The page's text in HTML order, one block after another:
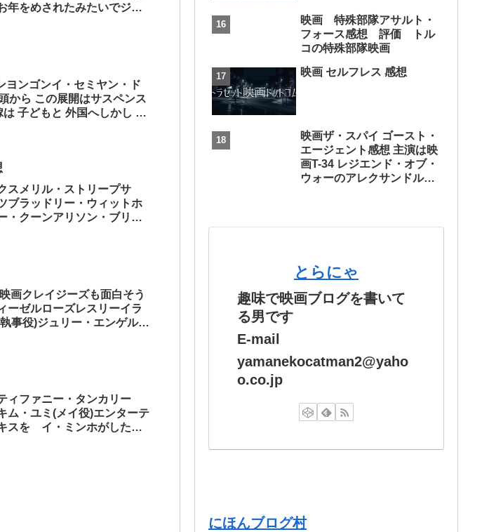
年をめされたみたいでジャ
ヨンゴンイ・セミヤン・ド
から この展開はサスペンス
子どもと 外国へしかし あ
スメリル・ストリープサ
ブラッドリー・ウィットホ
・クーンアリソン・ブリ―
画クレイジーズも面白そう
ーゼルローズレスリーイラ
事役)ジュリー・エンゲルブ
ィファニー・タンカリー
ム・ユミ(メイ役)エンターテ
を イ・ミンホがしたり
映画 特殊部隊アサルト・
フォース感想 評価 トル
コの特殊部隊映画
映画 セルフレス 感想
映画ザ・スパイ ゴースト・
エージェント感想 主演は映
画T-34 レジエンド・オブ・
ウォーのアレクサンドル・
とらにゃ
趣味で映画ブログを書いて
る男です
E-mail
yamanekocatman2@yaho
o.co.jp
にほんブログ村